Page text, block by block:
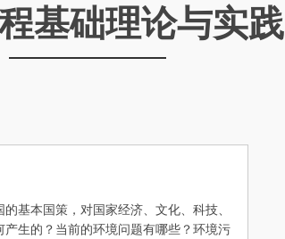
基础理论与实践
本国策，对国家经济、文化、科技、
生的？当前的环境问题有哪些？环境污